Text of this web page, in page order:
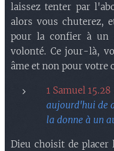
laissez tenter par
alors vous chuterez,
pour la confier à un
volonté. Ce jour-là,
âme et non pour votre
1 Samuel 15.28
aujourd'hui de
la donne à un
Dieu choisit de